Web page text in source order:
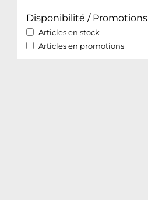
Disponibilité / Promotions
Articles en stock
Articles en promotions